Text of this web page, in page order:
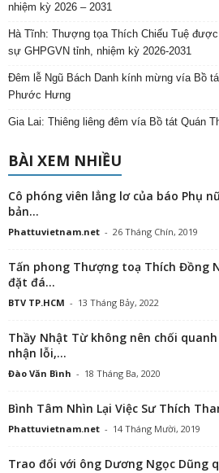
nhiệm kỳ 2026 – 2031
Hà Tĩnh: Thượng tọa Thích Chiếu Tuệ
sự GHPGVN tỉnh, nhiệm kỳ 2026-2031
Đêm lễ Ngũ Bách Danh kính mừng vía Bồ
Phước Hưng
Gia Lai: Thiêng liêng đêm vía Bồ tát Quán
BÀI XEM NHIỀU
Cô phóng viên lẳng lơ của báo Phụ
bản...
Phattuvietnam.net - 26 Tháng Chín, 2019
Tấn phong Thượng toạ Thích Đồng
đặt đá...
BTV TP.HCM - 13 Tháng Bảy, 2022
Thầy Nhật Từ không nên chối
nhận lỗi,...
Đào Văn Bình - 18 Tháng Ba, 2020
Bình Tâm Nhìn Lại Việc Sư Thích
Phattuvietnam.net - 14 Tháng Mười, 2019
Trao đổi với ông Dương Ngọc Dũng